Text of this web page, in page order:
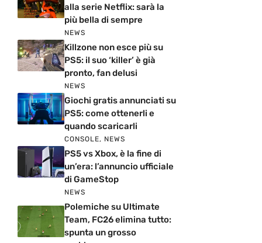
alla serie Netflix: sarà la
più bella di sempre
NEWS
Killzone non esce più su
PS5: il suo ‘killer’ è già
pronto, fan delusi
NEWS
Giochi gratis annunciati su
PS5: come ottenerli e
quando scaricarli
CONSOLE, NEWS
PS5 vs Xbox, è la fine di
un’era: l’annuncio ufficiale
di GameStop
NEWS
Polemiche su Ultimate
Team, FC26 elimina tutto:
spunta un grosso